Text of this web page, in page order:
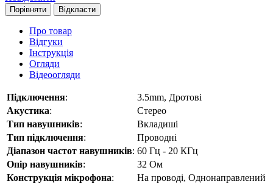
Порівняти Відкласти
Про товар
Відгуки
Інструкція
Огляди
Відеоогляди
Підключення:
3.5mm, Дротові
Акустика:
Стерео
Тип навушників:
Вкладиші
Тип підключення:
Проводні
Діапазон частот навушників: 60 Гц - 20 КГц
Опір навушників:
32 Ом
Конструкція мікрофона:
На проводі, Однонаправлений